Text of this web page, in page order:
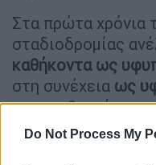
Do Not Process My
Στα πρώτα χρόνια
σταδιοδρομίας
καθήκοντα ως
στη συνέχεια ως
στις κυβερνήσεις
Καραμανλή και